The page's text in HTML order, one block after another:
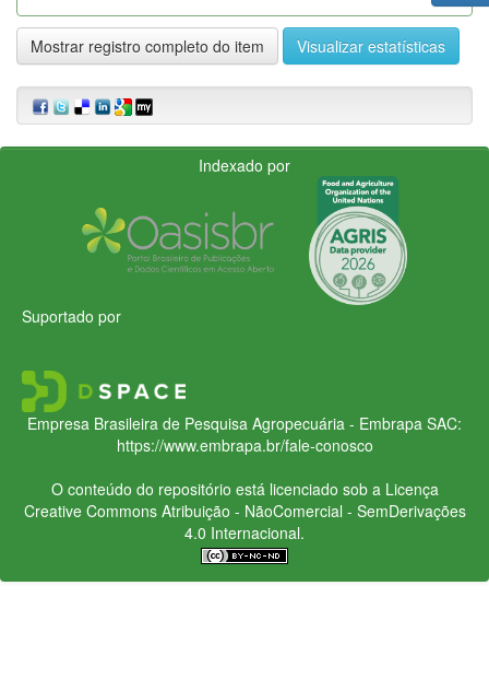
Mostrar registro completo do item Visualizar estatísticas
Indexado por
Suportado por
Empresa Brasileira de Pesquisa Agropecuária - Embrapa SAC:
https://www.embrapa.br/fale-conosco
O conteúdo do repositório está licenciado sob a Licença
Creative CommonsAtribuição - NãoComercial - SemDerivações
4.0 Internacional.